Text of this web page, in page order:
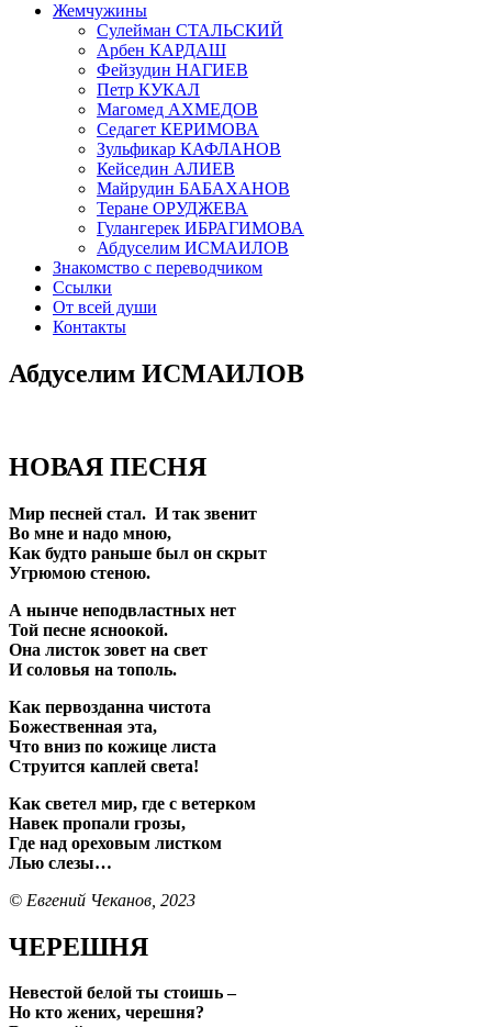
Жемчужины
Сулейман СТАЛЬСКИЙ
Арбен КАРДАШ
Фейзудин НАГИЕВ
Петр КУКАЛ
Магомед АХМЕДОВ
Седагет КЕРИМОВА
Зульфикар КАФЛАНОВ
Кейседин АЛИЕВ
Майрудин БАБАХАНОВ
Теране ОРУДЖЕВА
Гулангерек ИБРАГИМОВА
Абдуселим ИСМАИЛОВ
Знакомство с переводчиком
Ссылки
От всей души
Контакты
Абдуселим ИСМАИЛОВ
НОВАЯ ПЕСНЯ
Мир песней стал. И так звенит
Во мне и надо мною,
Как будто раньше был он скрыт
Угрюмою стеною.
А нынче неподвластных нет
Той песне ясноокой.
Она листок зовет на свет
И соловья на тополь.
Как первозданна чистота
Божественная эта,
Что вниз по кожице листа
Струится каплей света!
Как светел мир, где с ветерком
Навек пропали грозы,
Где над ореховым листком
Лью слезы…
© Евгений Чеканов, 2023
ЧЕРЕШНЯ
Невестой белой ты стоишь –
Но кто жених, черешня?